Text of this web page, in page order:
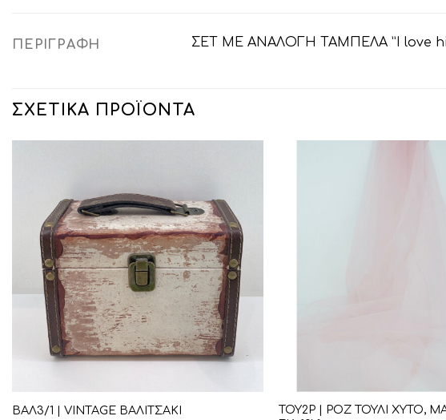
ΠΕΡΙΓΡΑΦΉ ΣΕΤ ΜΕ ΑΝΑΛΟΓΗ ΤΑΜΠΕΛΑ ”I love
ΣΧΕΤΙΚΆ ΠΡΟΪΌΝΤΑ
ΒΑΛ3/1 | VINTAGE ΒΑΛΙΤΣΑΚΙ
ΤΟΥ2Ρ | ΡΟΖ ΤΟΥΛΙ ΧΥΤΟ,